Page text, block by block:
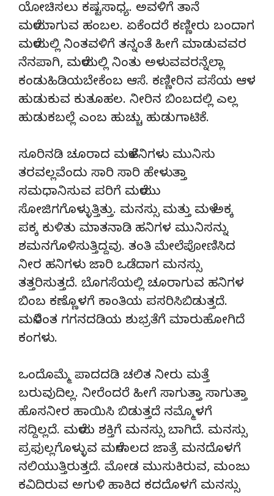
ಯೋಚಿಸಲು ಕಷ್ಟಸಾಧ್ಯ. ಅವಳಿಗೆ ತಾನೆ
ಮಳೆಯಾಗುವ ಹಂಬಲ. ಏಕೆಂದರೆ ಕಣ್ಣೀರು ಬಂದಾಗ
ಮಳೆಯಲ್ಲಿ ನಿಂತವಳಿಗೆ ತನ್ನಂತೆ ಹೀಗೆ ಮಾಡುವವರ
ನೆನಪಾಗಿ, ಮಳೆಯಲ್ಲಿ ನಿಂತು ಅಳುವವರನ್ನೆಲ್ಲಾ
ಕಂಡುಹಿಡಿಯಬೇಕೆಂಬ ಆಸೆ. ಕಣ್ಣೀರಿನ ಪಸೆಯ ಆಳ
ಹುಡುಕುವ ಕುತೂಹಲ. ನೀರಿನ ಬಿಂಬದಲ್ಲಿ ಎಲ್ಲ
ಹುಡುಕಬಲ್ಲೆ ಎಂಬ ಹುಚ್ಚು ಹುಡುಗಾಟಿಕೆ.
ಸೂರಿನಡಿ ಚೂರಾದ ಮಳೆಹನಿಗಳು ಮುನಿಸು
ತರವಲ್ಲವೆಂದು ಸಾರಿ ಸಾರಿ ಹೇಳುತ್ತಾ
ಸಮಧಾನಿಸುವ ಪರಿಗೆ ಮಳೆಯು
ಸೋಜಿಗಗೊಳ್ಳುತ್ತಿತ್ತು. ಮನಸ್ಸು ಮತ್ತು ಮಳೆ ಅಕ್ಕ
ಪಕ್ಕ ಕುಳಿತು ಮಾತನಾಡಿ ಹನಿಗಳ ಮುನಿಸನ್ನು
ಶಮನಗೊಳಿಸುತ್ತಿದ್ದವು. ತಂತಿ ಮೇಲೆಪೋಣಿಸಿದ
ನೀರ ಹನಿಗಳು ಜಾರಿ ಒಡೆದಾಗ ಮನಸ್ಸು
ತತ್ತರಿಸುತ್ತದೆ. ಬೊಗಸೆಯಲ್ಲಿ ಚೂರಾಗುವ ಹನಿಗಳ
ಬಿಂಬ ಕಣ್ಣೊಳಗೆ ಕಾಂತಿಯ ಪಸರಿಸಿಬಿಡುತ್ತದೆ.
ಮಳೆನಿಂತ ಗಗನದಡಿಯ ಶುಭ್ರತೆಗೆ ಮಾರುಹೋಗಿದೆ
ಕಂಗಳು.
ಒಂದೊಮ್ಮೆ ಪಾದದಡಿ ಚಲಿತ ನೀರು ಮತ್ತೆ
ಬರುವುದಿಲ್ಲ. ನೀರೆಂದರೆ ಹೀಗೆ ಸಾಗುತ್ತಾ ಸಾಗುತ್ತಾ
ಹೊಸನೀರ ಹಾಯಿಸಿ ಬಿಡುತ್ತದೆ ನಮ್ಮೊಳಗೆ
ಸದ್ದಿಲ್ಲದೆ. ಮಳೆಯ ಶಕ್ತಿಗೆ ಮನಸ್ಸು ಬಾಗಿದೆ. ಮನಸ್ಸು
ಪ್ರಫುಲ್ಲಗೊಳ್ಳುವ ಮಳೆಗಾಲದ ಜಾತ್ರೆ ಮನದೊಳಗೆ
ನಲಿಯುತ್ತಿರುತ್ತದೆ. ಮೋಡ ಮುಸುಕಿರುವ, ಮಂಜು
ಕವಿದಿರುವ ಅಗುಳಿ ಹಾಕಿದ ಕದದೊಳಗೆ ಮನಸ್ಸು